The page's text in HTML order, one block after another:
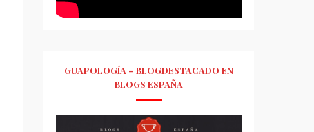
GUAPOLOGÍA – BLOGDESTACADO EN
BLOGS ESPAÑA